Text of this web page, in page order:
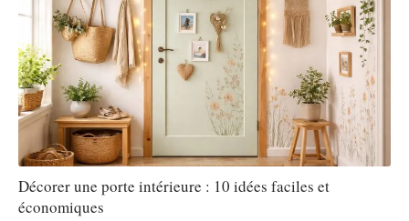
Décorer une porte intérieure : 10 idées faciles et
économiques